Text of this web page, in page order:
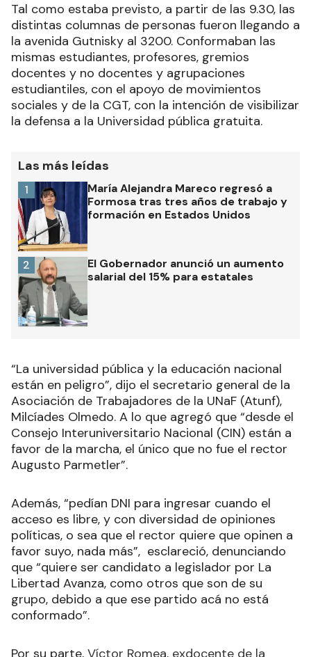
Tal como estaba previsto, a partir de las 9.30, las
distintas columnas de personas fueron llegando a
la avenida Gutnisky al 3200. Conformaban las
mismas estudiantes, profesores, gremios
docentes y no docentes y agrupaciones
estudiantiles, con el apoyo de movimientos
sociales y de la CGT, con la intención de visibilizar
la defensa a la Universidad pública gratuita.
Las más leídas
María Alejandra Mareco regresó a
Formosa tras tres años de trabajo y
formación en Estados Unidos
1
El Gobernador anunció un aumento
salarial del 15% para estatales
2
“La universidad pública y la educación nacional
están en peligro”, dijo el secretario general de la
Asociación de Trabajadores de la UNaF (Atunf),
Milcíades Olmedo. A lo que agregó que “desde el
Consejo Interuniversitario Nacional (CIN) están a
favor de la marcha, el único que no fue el rector
Augusto Parmetler”.
Además, “pedían DNI para ingresar cuando el
acceso es libre, y con diversidad de opiniones
políticas, o sea que el rector quiere que opinen a
favor suyo, nada más”, esclareció, denunciando
que “quiere ser candidato a legislador por La
Libertad Avanza, como otros que son de su
grupo, debido a que ese partido acá no está
conformado”.
Por su parte, Víctor Romea, exdocente de la